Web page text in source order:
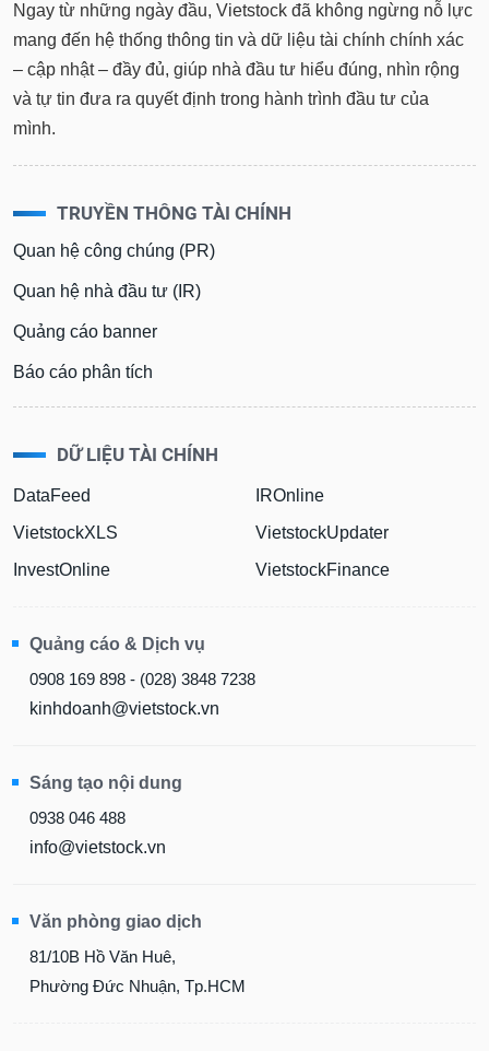
Ngay từ những ngày đầu, Vietstock đã không ngừng nỗ lực
mang đến hệ thống thông tin và dữ liệu tài chính chính xác
– cập nhật – đầy đủ, giúp nhà đầu tư hiểu đúng, nhìn rộng
và tự tin đưa ra quyết định trong hành trình đầu tư của
mình.
TRUYỀN THÔNG TÀI CHÍNH
Quan hệ công chúng (PR)
Quan hệ nhà đầu tư (IR)
Quảng cáo banner
Báo cáo phân tích
DỮ LIỆU TÀI CHÍNH
DataFeed
VietstockXLS
InvestOnline
IROnline
VietstockUpdater
VietstockFinance
Quảng cáo & Dịch vụ
0908 169 898 - (028) 3848 7238
kinhdoanh@vietstock.vn
Sáng tạo nội dung
0938 046 488
info@vietstock.vn
Văn phòng giao dịch
81/10B Hồ Văn Huê,
Phường Đức Nhuận, Tp.HCM